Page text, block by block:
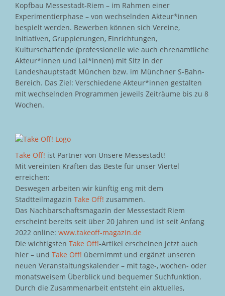
Kopfbau Messestadt-Riem – im Rahmen einer
Experimentierphase – von wechselnden Akteur*innen
bespielt werden. Bewerben können sich Vereine,
Initiativen, Gruppierungen, Einrichtungen,
Kulturschaffende (professionelle wie auch ehrenamtliche
Akteur*innen und Lai*innen) mit Sitz in der
Landeshauptstadt München bzw. im Münchner S-Bahn-
Bereich. Das Ziel: Verschiedene Akteur*innen gestalten
mit wechselnden Programmen jeweils Zeiträume bis zu 8
Wochen.
Take Off! ist Partner von Unsere Messestadt!
Mit vereinten Kräften das Beste für unser Viertel
erreichen:
Deswegen arbeiten wir künftig eng mit dem
Stadtteilmagazin Take Off! zusammen.
Das Nachbarschaftsmagazin der Messestadt Riem
erscheint bereits seit über 20 Jahren und ist seit Anfang
2022 online: www.takeoff-magazin.de
Die wichtigsten Take Off!-Artikel erscheinen jetzt auch
hier – und Take Off! übernimmt und ergänzt unseren
neuen Veranstaltungskalender – mit tage-, wochen- oder
monatsweisem Überblick und bequemer Suchfunktion.
Durch die Zusammenarbeit entsteht ein aktuelles,